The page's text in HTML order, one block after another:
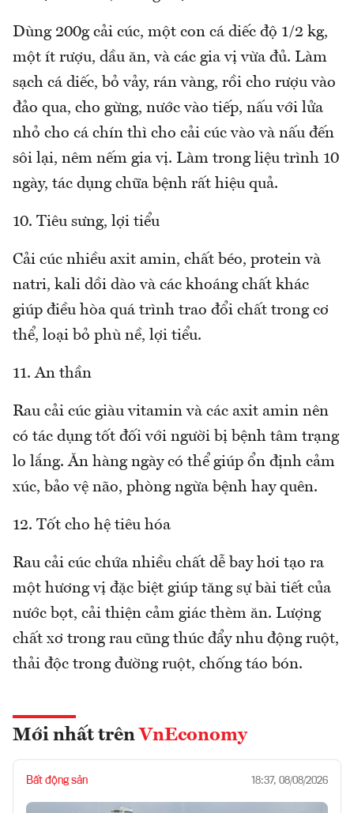
Dùng 200g cải cúc, một con cá diếc độ 1/2 kg,
một ít rượu, dầu ăn, và các gia vị vừa đủ. Làm
sạch cá diếc, bỏ vảy, rán vàng, rồi cho rượu vào
đảo qua, cho gừng, nước vào tiếp, nấu với lửa
nhỏ cho cá chín thì cho cải cúc vào và nấu đến
sôi lại, nêm nếm gia vị. Làm trong liệu trình 10
ngày, tác dụng chữa bệnh rất hiệu quả.
10. Tiêu sưng, lợi tiểu
Cải cúc nhiều axit amin, chất béo, protein và
natri, kali dồi dào và các khoáng chất khác
giúp điều hòa quá trình trao đổi chất trong cơ
thể, loại bỏ phù nề, lợi tiểu.
11. An thần
Rau cải cúc giàu vitamin và các axit amin nên
có tác dụng tốt đối với người bị bệnh tâm trạng
lo lắng. Ăn hàng ngày có thể giúp ổn định cảm
xúc, bảo vệ não, phòng ngừa bệnh hay quên.
12. Tốt cho hệ tiêu hóa
Rau cải cúc chứa nhiều chất dễ bay hơi tạo ra
một hương vị đặc biệt giúp tăng sự bài tiết của
nước bọt, cải thiện cảm giác thèm ăn. Lượng
chất xơ trong rau cũng thúc đẩy nhu động ruột,
thải độc trong đường ruột, chống táo bón.
Mới nhất trên VnEconomy
Bất động sản 18:37, 08/08/2026